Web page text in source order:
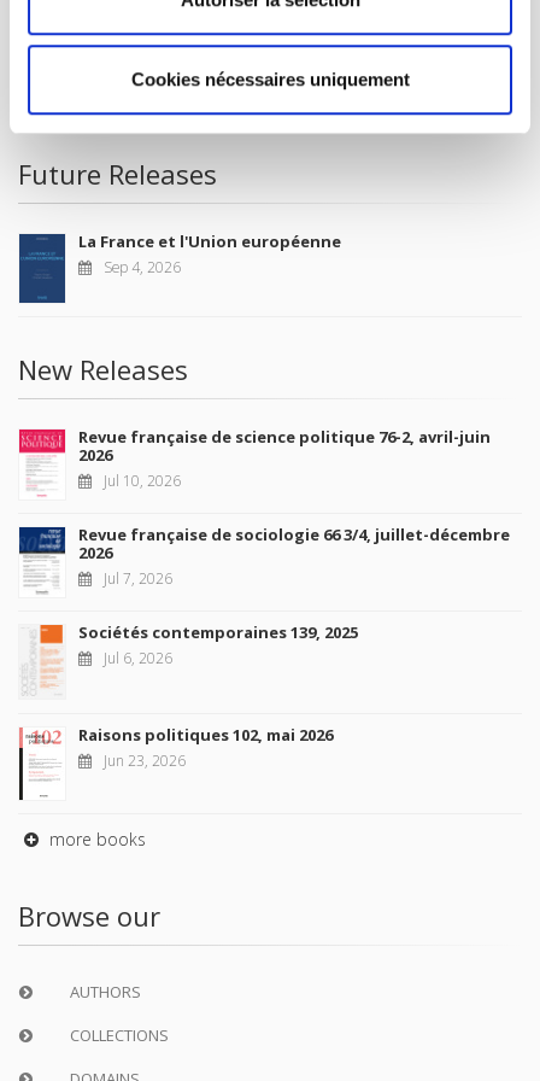
Cookies nécessaires uniquement
CONDITIONS OF SALE
Future Releases
La France et l'Union européenne
Sep 4, 2026
New Releases
Revue française de science politique 76-2, avril-juin
2026
Jul 10, 2026
Revue française de sociologie 66 3/4, juillet-décembre
2026
Jul 7, 2026
Sociétés contemporaines 139, 2025
Jul 6, 2026
Raisons politiques 102, mai 2026
Jun 23, 2026
more books
Browse our
AUTHORS
COLLECTIONS